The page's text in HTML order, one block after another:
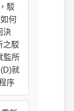
駁
何
決
之駁
監所
就
序